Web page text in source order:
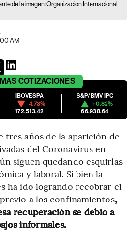
de la imagen: Organización Internacional
AM
COTIZACIONES
IBOVESPA
-1.73%
172,513.42
S&P/BMV IPC
+0.82%
66,938.64
tres años de la aparición de
del Coronavirus en
siguen quedando esquirlas
y laboral. Si bien la
ha ido logrando recobrar el
a los confinamientos,
recuperación se debió a
informales.